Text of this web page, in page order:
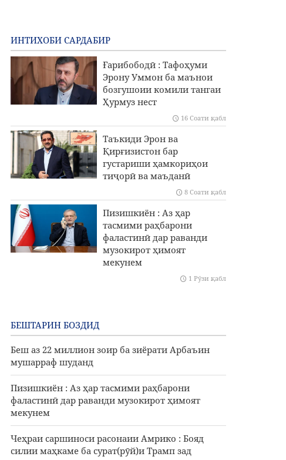
ИНТИХОБИ САРДАБИР
Ғарибободӣ : Тафоҳуми
Эрону Уммон ба маънои
бозгушоии комили тангаи
Ҳурмуз нест
16 Соати қабл
Таъкиди Эрон ва
Қирғизистон бар
густариши ҳамкориҳои
тиҷорӣ ва маъданӣ
8 Соати қабл
Пизишкиён : Аз ҳар
тасмими раҳбарони
фаластинӣ дар раванди
музокирот ҳимоят
мекунем
1 Рӯзи қабл
БЕШТАРИН БОЗДИД
Беш аз 22 миллион зоир ба зиёрати Арбаъин
мушарраф шуданд
Пизишкиён : Аз ҳар тасмими раҳбарони
фаластинӣ дар раванди музокирот ҳимоят
мекунем
Чеҳраи саршиноси расонаии Амрико : Бояд
силии маҳкаме ба сурат(рӯй)и Трамп зад